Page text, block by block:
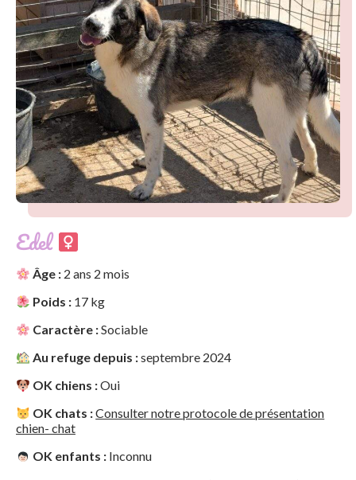
Edel
Âge : 2 ans 2 mois
Poids : 17 kg
Caractère :Sociable
Au refuge depuis :septembre 2024
OK chiens :Oui
OK chats :Consulter notre protocole de présentation
chien- chat
OK enfants : Inconnu